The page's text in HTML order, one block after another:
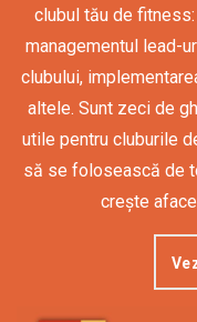
clubul tău de
managementul lead-
clubului,
altele. Sunt zeci de
utile pentru cluburile
să se folosească de
crește